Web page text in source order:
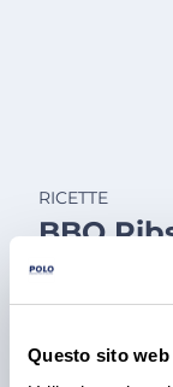
Questo sito
RICETTE
BBQ
cuocere
tuo locale, dal
proposte